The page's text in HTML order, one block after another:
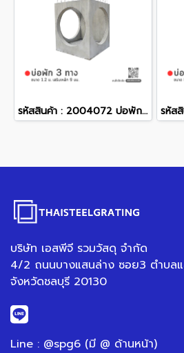
รหัสสินค้า : 2004072 บ่อพักคอนกรีต 3 ทาง ขนาด 1.2 ม. เสริมเหล็ก 9 มม.
บริษัท เอสพีจี รวมวัสดุ จำกัด
4/2 ถนนบางแสนล่าง ซอย3 ตำบลแ
จังหวัดชลบุรี 20130
Line : @spg6 (มี @ ด้านหน้า)